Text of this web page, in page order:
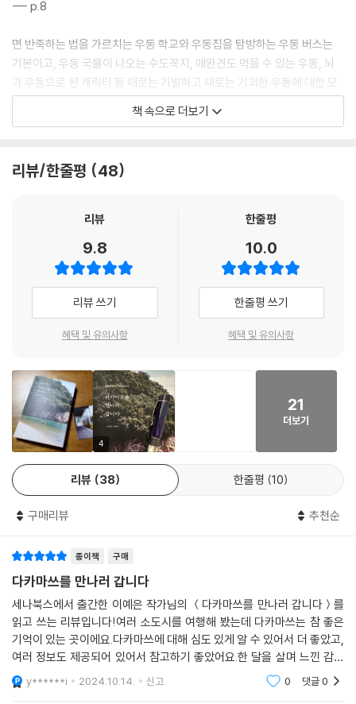
고토히라 고토히라궁 / 175
도시와 자연이 만나는 경계
만노 국영사누키만노공원 / 186
일본의 작은 그리스, 올리브 섬 산책
쇼도시마 올리브공원 / 196
일 년에 이틀만 건널 수 있는 행복의 다리
추천 숙소 / 218
여행 팁 / 219
다카마쓰 1박 2일 코스 / 220
나오시마 당일치기 코스 / 232
고토히라 당일치기 코스 / 244
에필로그 / 258
개정판에 덧붙여
메기지마: 아무것도 하지 않아도 좋을 나의 섬에서 / 264
사나기지마: 세상에서 가장 순수한 위로 / 274
두 번째 에필로그 / 284
--- p.8
면 반죽하는 법을 가르치는 우동 학교와 우동집을 탐방하는 우동 버스는
기본이고, 우동 국물이 나오는 수도꼭지, 애완견도 먹을 수 있는 우동, 뇌
가 우동으로 된 캐릭터 등 때로는 기발하고 때로는 기괴한 우동에 대한 모
든 것이 있다. ‘우동현’이라는 애칭이 무색하지 않다.
릇은 무엇이든 화려하고 자극적인 것을 추구하는 현대 사회에 본질의 중요
나는 자루우동이 맛있다는 현지인의 추천을 받아 우동보우를 찾았다. 판에
올린 차가운 면을 간장 소스에 찍어 먹는 자루우동은 탱글탱글한 면발을
고스란히 느낄 수 있는 메뉴다. 냉기를 머금은 면은 눈부실 정도로 희며, 씹
으면 특유의 밀가루 향을 퍼뜨리며 요동치다, 물결처럼 넘실거리며 목구멍
으로 내려간다.
이 설탕을 예쁜 틀에 넣어 사탕처럼 굳힌 것도 똑같이 와산본이라고 부르
는데, 우동과 함께 가가와현을 대표하는 음식 중 하나다. 작고 앙증맞은 모
양새를 자랑하는 와산본은 입에서 톡 깨트리면 눈처럼 녹으며 오묘한 풍미
를 선사한다. 씁쓰름한 커피나 차와 함께라면 더욱 환상적이다.
--- p.36
의 마음을 알고 나면 정감이 간다. 힘겨운 노동의 굴레 속에서도 특별한 요
도가 남아 있던 시대에 거창한 인생 역전보다는 그저 새로운 한 해도 별 탈
없이 지나가기를 바라며 귀한 재료로 끓였을 안모치조니는 그 시절의 ‘소
소하지만 확실한 행복’이었을 것이다.
--- p.48
다카마쓰나 마루가메에 있는 이자카야에 들어가면 어디서나 제대로 된 호
네츠키도리를 즐길 수 있고, 그중 원조로 유명한 잇카쿠 입구는 매일 밤 대
기 행렬이 늘어선다. 소울 푸드의 힘이다.
책 속으로 더보기
리뷰/한줄평 48
리뷰
9.8
리뷰 쓰기
혜택 및 유의사항
한줄평
10.0
한줄평 쓰기
혜택 및 유의사항
4
21
더보기
리뷰 38 한줄평 10
구매리뷰 추천순
종이책 구매
다카마쓰를 만나러 갑니다
세나북스에서 출간한 이예은 작가님의 ＜다카마쓰를 만나러 갑니다＞를
읽고 쓰는 리뷰입니다!여러 소도시를 여행해 봤는데 다카마쓰는 참 좋은
기억이 있는 곳이에요.다카마쓰에 대해 심도 있게 알 수 있어서 더 좋았고,
여러 정보도 제공되어 있어서 참고하기 좋았어요.한 달을 살며 느낀 감정
들도 오롯이 전달되었어요! 추천합니다~~!!
y******i 2024.10.14. 신고 0 댓글0